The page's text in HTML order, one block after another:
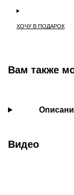
ХОЧУ В ПОДАРОК
Вам также
Видео